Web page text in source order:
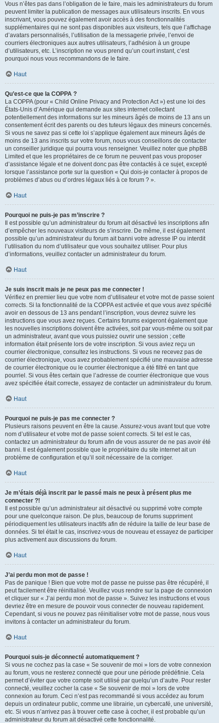
Vous n’êtes pas dans l’obligation de le faire, mais les administrateurs du forum
peuvent limiter la publication de messages aux utilisateurs inscrits. En vous
inscrivant, vous pouvez également avoir accès à des fonctionnalités
supplémentaires qui ne sont pas disponibles aux visiteurs, tels que l’affichage
d’avatars personnalisés, l’utilisation de la messagerie privée, l’envoi de
courriers électroniques aux autres utilisateurs, l’adhésion à un groupe
d’utilisateurs, etc. L’inscription ne vous prend qu’un court instant, c’est
pourquoi nous vous recommandons de le faire.
Haut
Qu’est-ce que la COPPA ?
La COPPA (pour « Child Online Privacy and Protection Act ») est une loi des
États-Unis d’Amérique qui demande aux sites internet collectant
potentiellement des informations sur les mineurs âgés de moins de 13 ans un
consentement écrit des parents ou des tuteurs légaux des mineurs concernés.
Si vous ne savez pas si cette loi s’applique également aux mineurs âgés de
moins de 13 ans inscrits sur votre forum, nous vous conseillons de contacter
un conseiller juridique qui pourra vous renseigner. Veuillez noter que phpBB
Limited et que les propriétaires de ce forum ne peuvent pas vous proposer
d’assistance légale et ne doivent donc pas être contactés à ce sujet, excepté
lorsque l’assistance porte sur la question « Qui dois-je contacter à propos de
problèmes d’abus ou d’ordres légaux liés à ce forum ? ».
Haut
Pourquoi ne puis-je pas m’inscrire ?
Il est possible qu’un administrateur du forum ait désactivé les inscriptions afin
d’empêcher les nouveaux visiteurs de s’inscrire. De même, il est également
possible qu’un administrateur du forum ait banni votre adresse IP ou interdit
l’utilisation du nom d’utilisateur que vous souhaitez utiliser. Pour plus
d’informations, veuillez contacter un administrateur du forum.
Haut
Je suis inscrit mais je ne peux pas me connecter !
Vérifiez en premier lieu que votre nom d’utilisateur et votre mot de passe soient
corrects. Si la fonctionnalité de la COPPA est activée et que vous avez spécifié
avoir en dessous de 13 ans pendant l’inscription, vous devrez suivre les
instructions que vous avez reçues. Certains forums exigeront également que
les nouvelles inscriptions doivent être activées, soit par vous-même ou soit par
un administrateur, avant que vous puissiez ouvrir une session ; cette
information était présente lors de votre inscription. Si vous aviez reçu un
courrier électronique, consultez les instructions. Si vous ne recevez pas de
courrier électronique, vous avez probablement spécifié une mauvaise adresse
de courrier électronique ou le courrier électronique a été filtré en tant que
pourriel. Si vous êtes certain que l’adresse de courrier électronique que vous
avez spécifiée était correcte, essayez de contacter un administrateur du forum.
Haut
Pourquoi ne puis-je pas me connecter ?
Plusieurs raisons peuvent en être la cause. Assurez-vous avant tout que votre
nom d’utilisateur et votre mot de passe soient corrects. Si tel est le cas,
contactez un administrateur du forum afin de vous assurer de ne pas avoir été
banni. Il est également possible que le propriétaire du site internet ait un
problème de configuration et qu’il soit nécessaire de la corriger.
Haut
Je m’étais déjà inscrit par le passé mais ne peux à présent plus me
connecter ?!
Il est possible qu’un administrateur ait désactivé ou supprimé votre compte
pour une quelconque raison. De plus, beaucoup de forums suppriment
périodiquement les utilisateurs inactifs afin de réduire la taille de leur base de
données. Si tel était le cas, inscrivez-vous de nouveau et essayez de participer
plus activement aux discussions du forum.
Haut
J’ai perdu mon mot de passe !
Pas de panique ! Bien que votre mot de passe ne puisse pas être récupéré, il
peut facilement être réinitialisé. Veuillez vous rendre sur la page de connexion
et cliquer sur « J’ai perdu mon mot de passe ». Suivez les instructions et vous
devriez être en mesure de pouvoir vous connecter de nouveau rapidement.
Cependant, si vous ne pouvez pas réinitialiser votre mot de passe, nous vous
invitons à contacter un administrateur du forum.
Haut
Pourquoi suis-je déconnecté automatiquement ?
Si vous ne cochez pas la case « Se souvenir de moi » lors de votre connexion
au forum, vous ne resterez connecté que pour une période prédéfinie. Cela
permet d’éviter que votre compte soit utilisé par quelqu’un d’autre. Pour rester
connecté, veuillez cocher la case « Se souvenir de moi » lors de votre
connexion au forum. Ceci n’est pas recommandé si vous accédez au forum
depuis un ordinateur public, comme une librairie, un cybercafé, une université,
etc. Si vous n’arrivez pas à trouver cette case à cocher, il est probable qu’un
administrateur du forum ait désactivé cette fonctionnalité.